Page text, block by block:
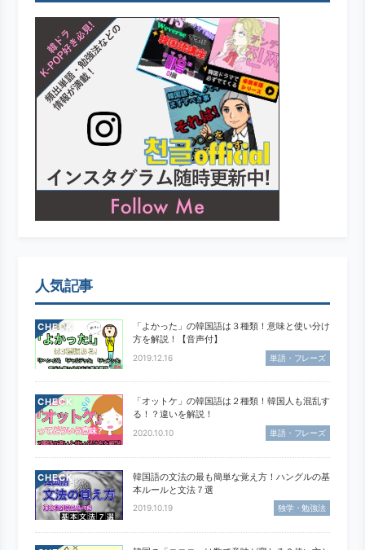
人気記事
CHECK
「よかった」の韓国語は３種類！意味と使い分け
方を解説！【音声付】
2019.12.16 単語・フレーズ
CHECK
「オットケ」の韓国語は２種類！韓国人も混乱す
る！？違いを解説！
2020.10.10 単語・フレーズ
CHECK
韓国語の文法の最も簡単な覚え方！ハングルの基
本ルールと文法７選
2019.10.19 独学・勉強法